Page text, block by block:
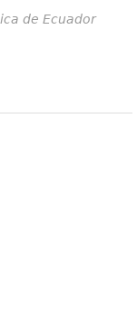
de Ecuador